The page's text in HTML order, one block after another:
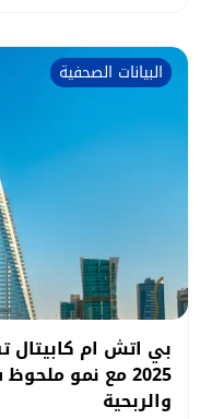
البيانات الصحفية
بي اتش ام كابيتال
2025 مع نمو
والربحية